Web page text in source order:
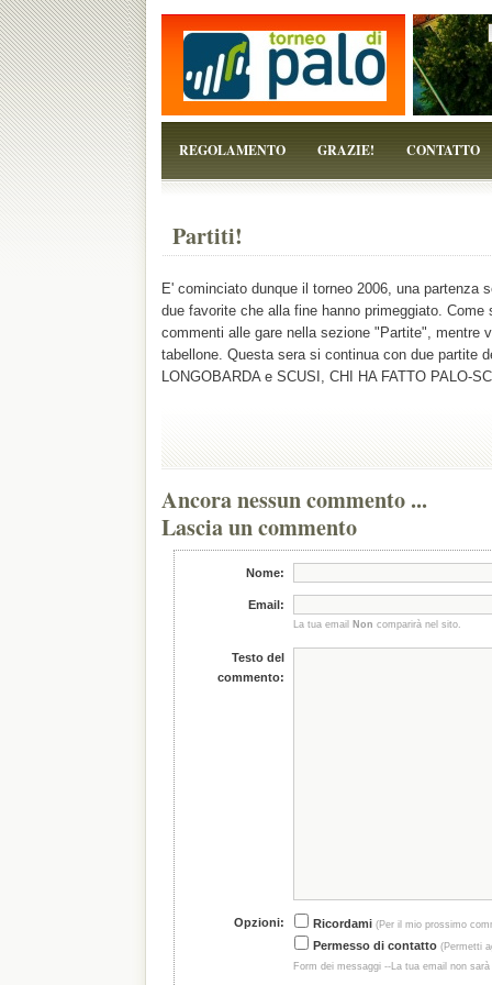
REGOLAMENTO GRAZIE! CONTATTO
Partiti!
E' cominciato dunque il torneo 2006, una partenza
due favorite che alla fine hanno primeggiato.
commenti alle gare nella sezione "Partite", mentre
tabellone. Questa sera si continua con due partite
LONGOBARDA e SCUSI, CHI HA FATTO PALO-
Ancora nessun commento ...
Lascia un commento
Nome:
Email:
La tua email Non comparirà nel sito.
Testo del
commento:
Opzioni: Ricordami (Per il mio prossimo
Permesso di contatto (Permetti
Form dei messaggi --La tua email non